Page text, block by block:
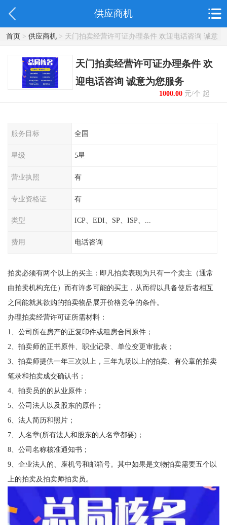
供应商机
首页> 供应商机> 天门拍卖经营许可证办理条件 欢迎电话咨询 诚意
为您服务
天门拍卖经营许可证办理条件 欢
迎电话咨询 诚意为您服务
1000.00元/个 起
服务目标 全国
星级 5星
营业执照 有
专业资格证 有
类型 ICP、EDI、SP、ISP、...
费用 电话咨询
拍卖必须有两个以上的买主：即凡拍卖表现为只有一个卖主（通常
由拍卖机构充任）而有许多可能的买主，从而得以具备使后者相互
之间能就其欲购的拍卖物品展开价格竞争的条件。
办理拍卖经营许可证所需材料：
1、公司所在房产的正复印件或租房合同原件；
2、拍卖师的正书原件、职业记录、单位变更审批表；
3、拍卖师提供一年三次以上，三年九场以上的拍卖、有公章的拍卖
笔录和拍卖成交确认书；
4、拍卖员的的从业原件；
5、公司法人以及股东的原件；
6、法人简历和照片；
7、人名章(所有法人和股东的人名章都要)；
8、公司名称核准通知书；
9、企业法人的、座机号和邮箱号。其中如果是文物拍卖需要五个以
上的拍卖及拍卖师拍卖员。